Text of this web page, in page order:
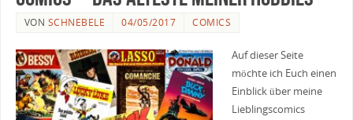
VON SCHNEBELE 04/05/2017 COMICS
Auf dieser Seite
möchte ich Euch einen
Einblick über meine
Lieblingscomics